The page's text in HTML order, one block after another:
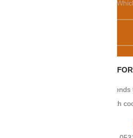
ZHANGQIU BAOHUA
Sincerely welcome users and